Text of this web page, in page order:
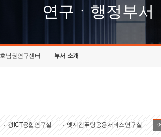
고객의소리
수의계약 현황
연구ㆍ행정부서
호남권연구센터 부서 소개
광ICT융합연구실 엣지컴퓨팅응용서비스연구실